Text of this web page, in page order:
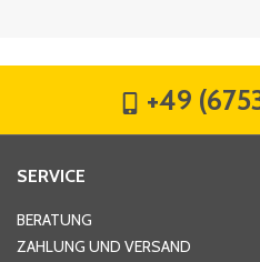
Hausnummer
+49
SERVICE
BERATUNG
ZAHLUNG UND VERSAND